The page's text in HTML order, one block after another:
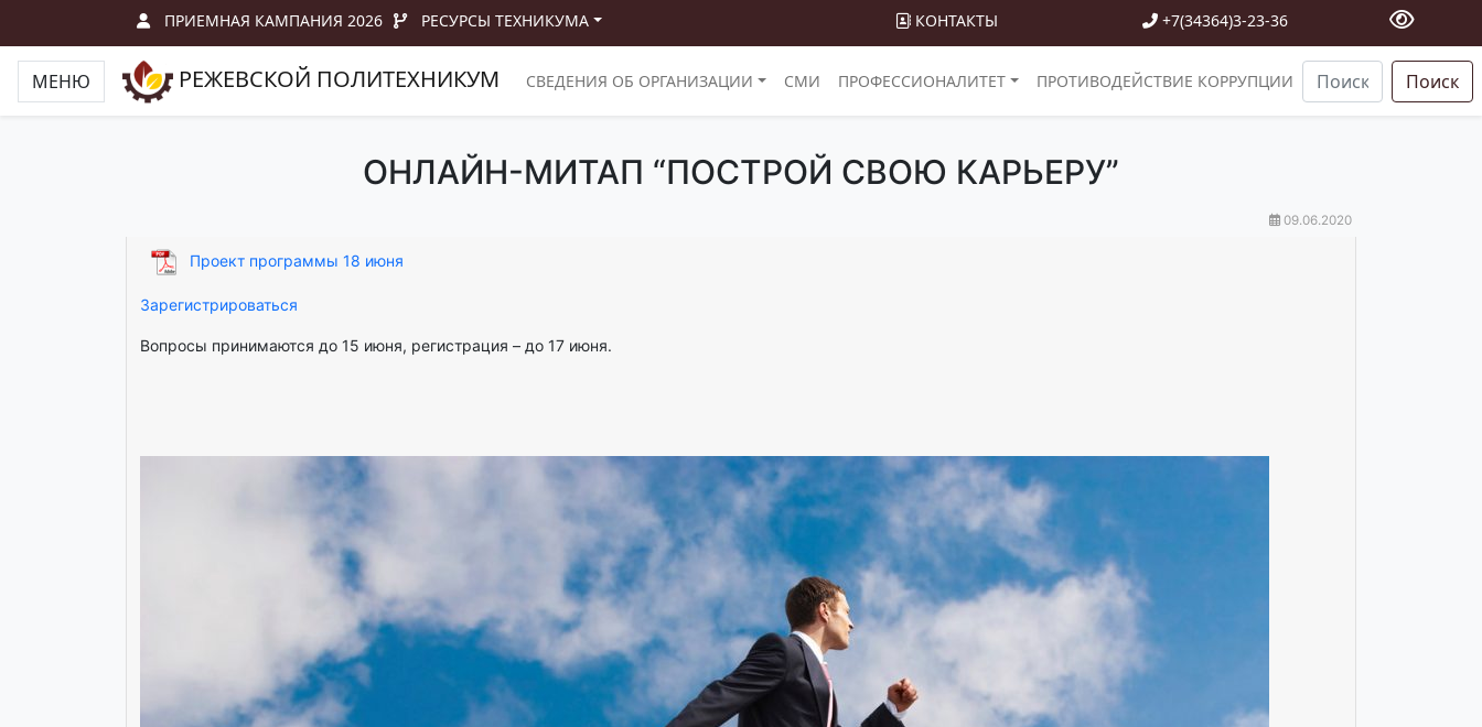
ПРИЕМНАЯ КАМПАНИЯ 2026 РЕСУРСЫ ТЕХНИКУМА КОНТАКТЫ +7(34364)3-23-36
МЕНЮ РЕЖЕВСКОЙ ПОЛИТЕХНИКУМ СВЕДЕНИЯ ОБ ОРГАНИЗАЦИИ СМИ ПРОФЕССИОНАЛИТЕТ ПРОТИВОДЕЙСТВИЕ КОРРУПЦИИ Поиск
ОНЛАЙН-МИТАП “ПОСТРОЙ СВОЮ КАРЬЕРУ”
09.06.2020
Проект программы 18 июня
Зарегистрироваться
Вопросы принимаются до 15 июня, регистрация – до 17 июня.